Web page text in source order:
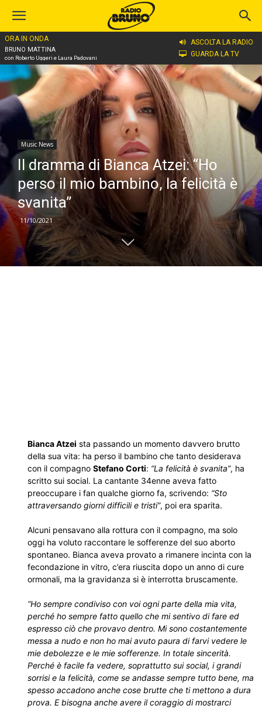
ORA IN ONDA
BRUNO MATTINA
con Roberto Uggeri e Laura Padovani
ASCOLTA LA RADIO
GUARDA LA TV
Home
Music News
Il dramma di Bianca Atzei: “Ho
perso il mio bambino, la felicità è
svanita”
11/10/2021
Bianca Atzei sta passando un momento davvero brutto
della sua vita: ha perso il bambino che tanto desiderava
con il compagno Stefano Corti: “La felicità è svanita”, ha
scritto sui social. La cantante 34enne aveva fatto
preoccupare i fan qualche giorno fa, scrivendo: “Sto
attraversando giorni difficili e tristi”, poi era sparita.
Alcuni pensavano alla rottura con il compagno, ma solo
oggi ha voluto raccontare le sofferenze del suo aborto
spontaneo. Bianca aveva provato a rimanere incinta con la
fecondazione in vitro, c’era riuscita dopo un anno di cure
ormonali, ma la gravidanza si è interrotta bruscamente.
“Ho sempre condiviso con voi ogni parte della mia vita,
perché ho sempre fatto quello che mi sentivo di fare ed
espresso ciò che provavo dentro. Mi sono costantemente
messa a nudo e non ho mai avuto paura di farvi vedere le
mie debolezze e le mie sofferenze. In totale sincerità.
Perché è facile fa vedere, soprattutto sui social, i grandi
sorrisi e la felicità, come se andasse sempre tutto bene, ma
spesso accadono anche cose brutte che ti mettono a dura
prova. E bisogna anche avere il coraggio di mostrarci